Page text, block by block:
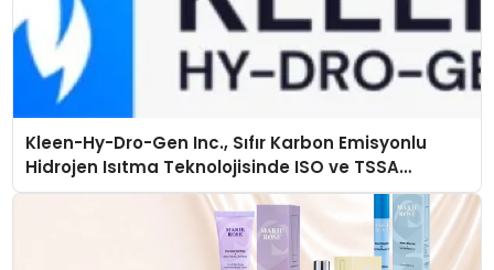
Kleen-Hy-Dro-Gen Inc., Sıfır Karbon Emisyonlu
Hidrojen Isıtma Teknolojisinde ISO ve TSSA
Düzenleyici Onaylarını Aldı